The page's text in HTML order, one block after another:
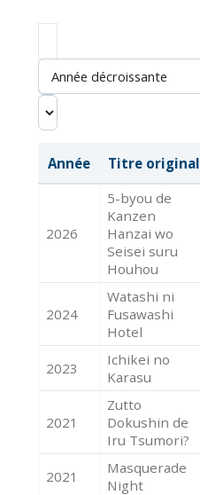
Année Titre original
2026
5-byou de
Kanzen
Hanzai wo
Seisei suru
Houhou
2024
Watashi ni
Fusawashi
Hotel
2023
Ichikei no
Karasu
2021
Zutto
Dokushin de
Iru Tsumori?
2021
Masquerade
Night